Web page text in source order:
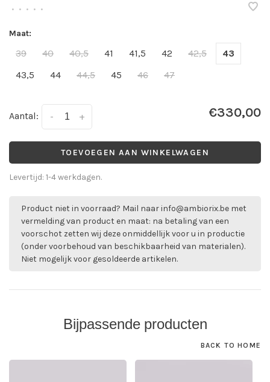
• • • • •
Maat:
39 40 40,5 41 41,5 42 42,5
43
43,5
44 44,5 45 46 47
Aantal: +
- €330,00
TOEVOEGEN AAN WINKELWAGEN
Levertijd: 1-4 werkdagen.
Product niet in voorraad? Mail naarinfo@ambiorix.be met
vermelding van product en maat: na betaling van een
voorschot zetten wij deze onmiddellijk voor u in productie
(onder voorbehoud van beschikbaarheid van materialen).
Niet mogelijk voor gesoldeerde artikelen.
Bijpassende producten
BACK TO HOME